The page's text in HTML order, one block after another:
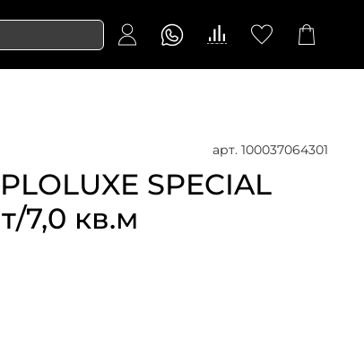
арт. 100037064301
SPECIAL
7,0 кв.м